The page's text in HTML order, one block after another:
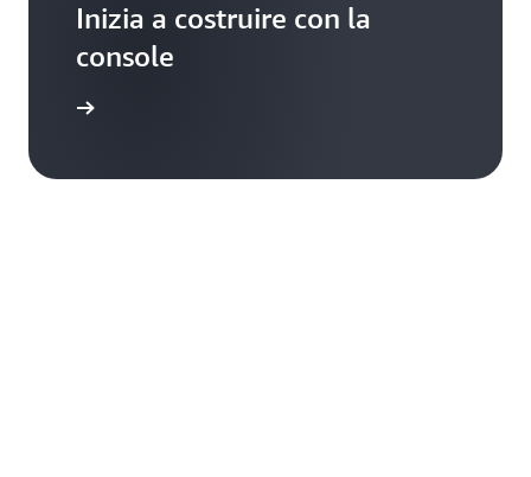
Inizia a costruire con la
console